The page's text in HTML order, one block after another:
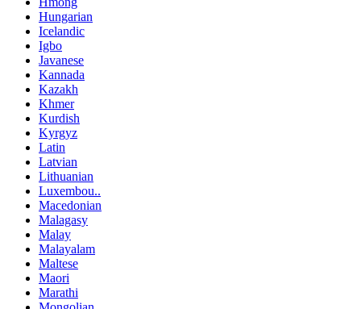
Hungarian
Icelandic
Igbo
Javanese
Kannada
Kazakh
Khmer
Kurdish
Kyrgyz
Latin
Latvian
Lithuanian
Luxembou..
Macedonian
Malagasy
Malay
Malayalam
Maltese
Maori
Marathi